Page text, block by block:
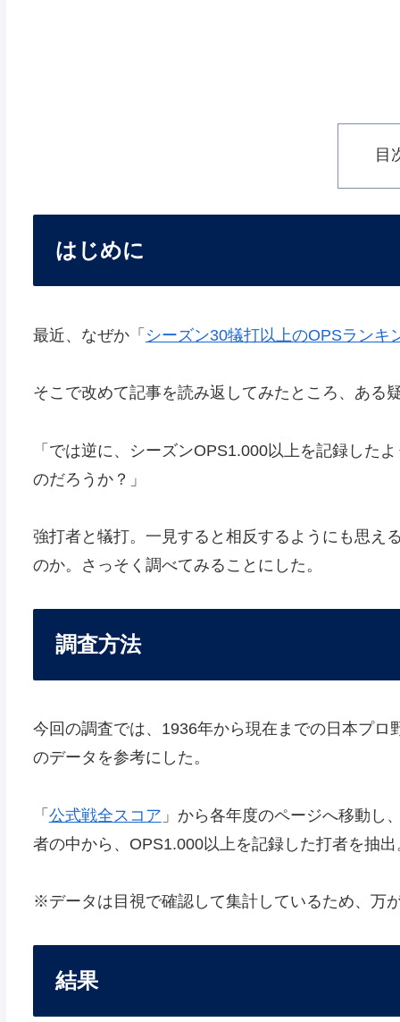
目
はじめに
最近、なぜか「 シーズン30犠打以上のOPSランキ
そこで改めて記事を読み返してみたところ、ある
「では逆に、シーズンOPS1.000以上を記録した
のだろうか？」
強打者と犠打。一見すると相反するようにも思え
のか。さっそく調べてみることにした。
調査方法
今回の調査では、1936年から現在までの日本プロ
のデータを参考にした。
「 公式戦全スコア 」から各年度のページへ移動し
者の中から、OPS1.000以上を記録した打者を抽
※データは目視で確認して集計しているため、万
結果